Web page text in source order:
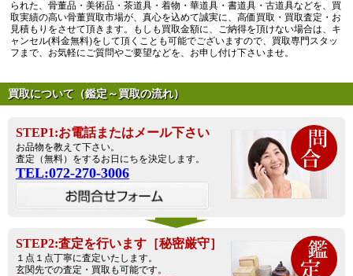
られた、骨董品・美術品・茶道具・着物・華道具・書道具・古道具などを、買
取実績の高い骨董買取市場が、真心を込めて誠実に、高価買取・買取査定・お
見積もりをさせて頂きます。もしも買取金額に、ご納得を頂けない場合は、キ
ャンセル(料金無料)をして頂くことも可能でございますので、買取専門スタッ
フまで、お気軽にご質問やご要望などを、お申し付け下さいませ。
買取について（鑑定～買取の流れ）
STEP1:お電話またはメール下さい
お品物を教えて下さい。
査定（無料）をするお日にちを決定します。
TEL:072-270-3006
STEP2:査定を行います［秘密厳守］
１点１点丁寧に査定いたします。
玄関先での査定・買取も可能です。